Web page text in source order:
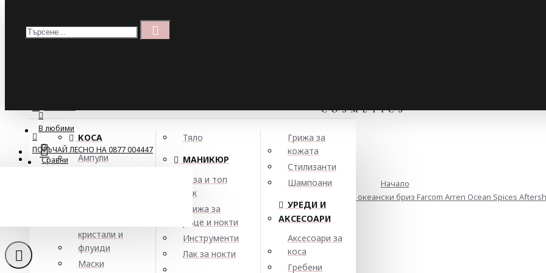
Кошница
В любими
Сравни
КОСА
Ампули
кристали и
флуиди
Маски
Тяло
МАНИКЮР
База и топ
лак
Грижа за
ръце и нокти
Инструменти
Лак за нокти
Грижа за
кожата
Стилизанти
Шампоани
УРЕДИ И
АКСЕСОАРИ
Аксесоари за
коса
Гребени
ПОРЪЧАЙ ЛЕСНО НА 0877 004447
Начало
Афтършейв за след бръснене с аромат на океански бриз Farcom Arren Ocean Spices